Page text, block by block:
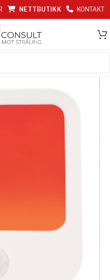
NETTBUTIKK KONTAKT